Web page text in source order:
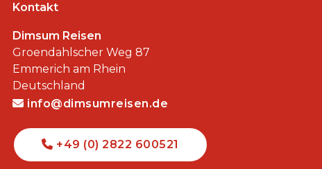
Kontakt
Dimsum Reisen
Groendahlscher Weg 87
Emmerich am Rhein
Deutschland
info@dimsumreisen.de
+49 (0) 2822 600521